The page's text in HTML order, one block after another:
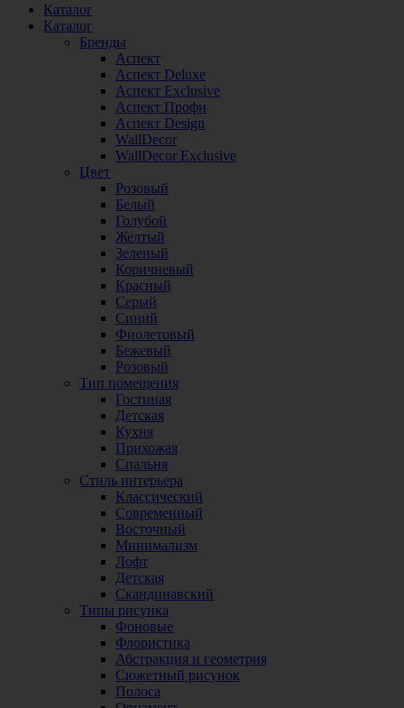
Каталог
Каталог
Бренды
Аспект
Аспект Deluxe
Аспект Exclusive
Аспект Профи
Аспект Design
WallDecor
WallDecor Exclusive
Цвет
Розовый
Белый
Голубой
Желтый
Зеленый
Коричневый
Красный
Серый
Синий
Фиолетовый
Бежевый
Розовый
Тип помещения
Гостиная
Детская
Кухня
Прихожая
Спальня
Стиль интерьера
Классический
Современный
Восточный
Минимализм
Лофт
Детская
Скандинавский
Типы рисунка
Фоновые
Флористика
Абстракция и геометрия
Сюжетный рисунок
Полоса